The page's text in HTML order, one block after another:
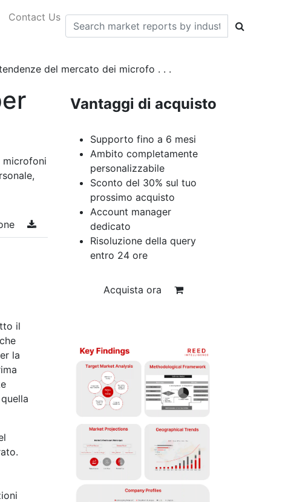
Contact Us
del mercato dei microfo . . .
microfoni
il
la
Vantaggi di acquisto
Supporto fino a 6 mesi
Ambito completamente
personalizzabile
Sconto del 30% sul tuo
prossimo acquisto
Account manager
dedicato
Risoluzione della query
entro 24 ore
Acquista ora